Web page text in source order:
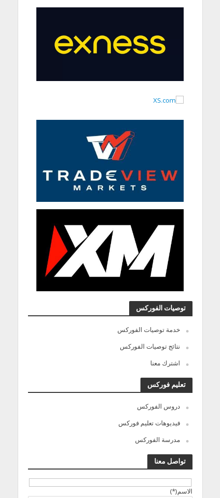
توصيات الفوركس
خدمة توصيات الفوركس
نتائج توصيات الفوركس
اشترك معنا
تعليم فوركس
دروس الفوركس
فيديوهات تعليم فوركس
مدرسة الفوركس
تواصل معنا
الاسم(*)